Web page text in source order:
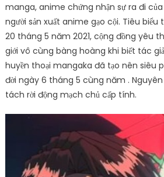
manga, anime chứng nhận sự ra đi
người sản xuất anime gạo cội. Tiêu
20 tháng 5 năm 2021, cộng đồng yêu
giới vô cùng bàng hoàng khi biết tác
huyền thoại mangaka đã tạo nên siêu
đời ngày 6 tháng 5 cùng năm .
tách rời động mạch chủ cấp tính.